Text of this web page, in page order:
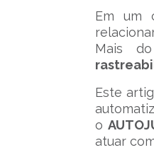
Em um
Mais
Este
o
atuar